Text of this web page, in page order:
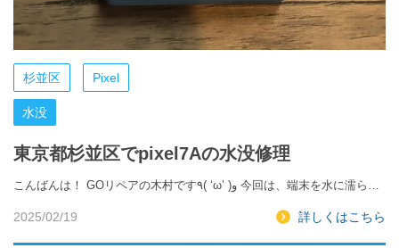
杉並区 Pixel
水没
東京都杉並区でpixel7Aの水没修理
こんばんは！ GOリペアの木村です٩( ‘ω’ )و 今回は、端末を水に濡ら…
2025/02/19 詳しくはこちら